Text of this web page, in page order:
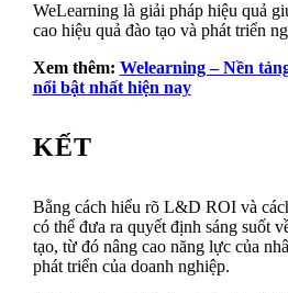
WeLearning là giải pháp hiệu quả
cao hiệu quả đào tạo và phát triển
Xem thêm: Welearning – Nền
nổi bật nhất hiện nay
KẾT
Bằng cách hiểu rõ L&D ROI và
có thể đưa ra quyết định sáng suốt
tạo, từ đó nâng cao năng lực của
phát triển của doanh nghiệp.